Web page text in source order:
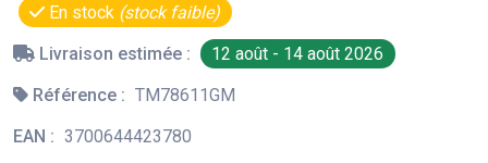
En stock (stock faible)
Livraison estimée :
12 août - 14 août 2026
Référence : TM78611GM
EAN : 3700644423780